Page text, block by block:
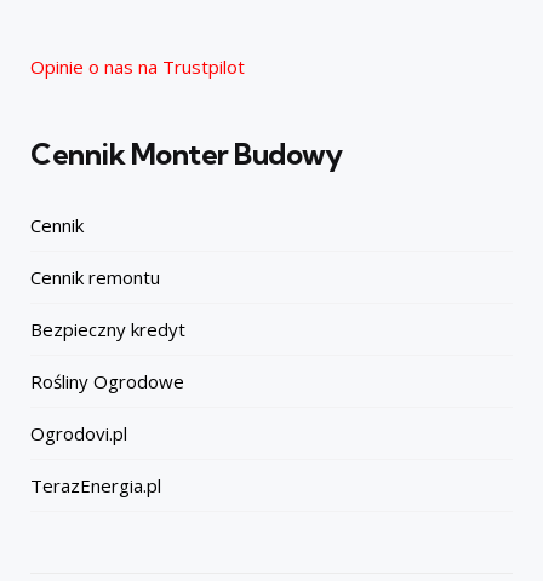
Opinie o nas na Trustpilot
Cennik Monter Budowy
Cennik
Cennik remontu
Bezpieczny kredyt
Rośliny Ogrodowe
Ogrodovi.pl
TerazEnergia.pl